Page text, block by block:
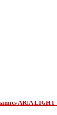
ARIA LIGHT